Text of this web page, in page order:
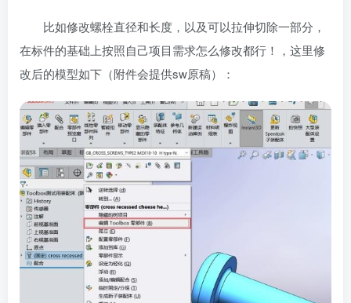
比如修改螺栓直径和长度，以及可以拉伸切除一部分，
在标件的基础上按照自己项目需求怎么修改都行！，这里修
改后的模型如下（附件会提供sw原稿）：